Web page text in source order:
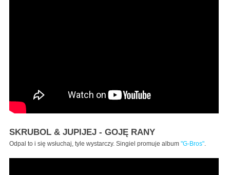
SKRUBOL & JUPIJEJ - GOJĘ RANY
Odpal to i się wsłuchaj, tyle wystarczy. Singiel promuje album "G-Bros"